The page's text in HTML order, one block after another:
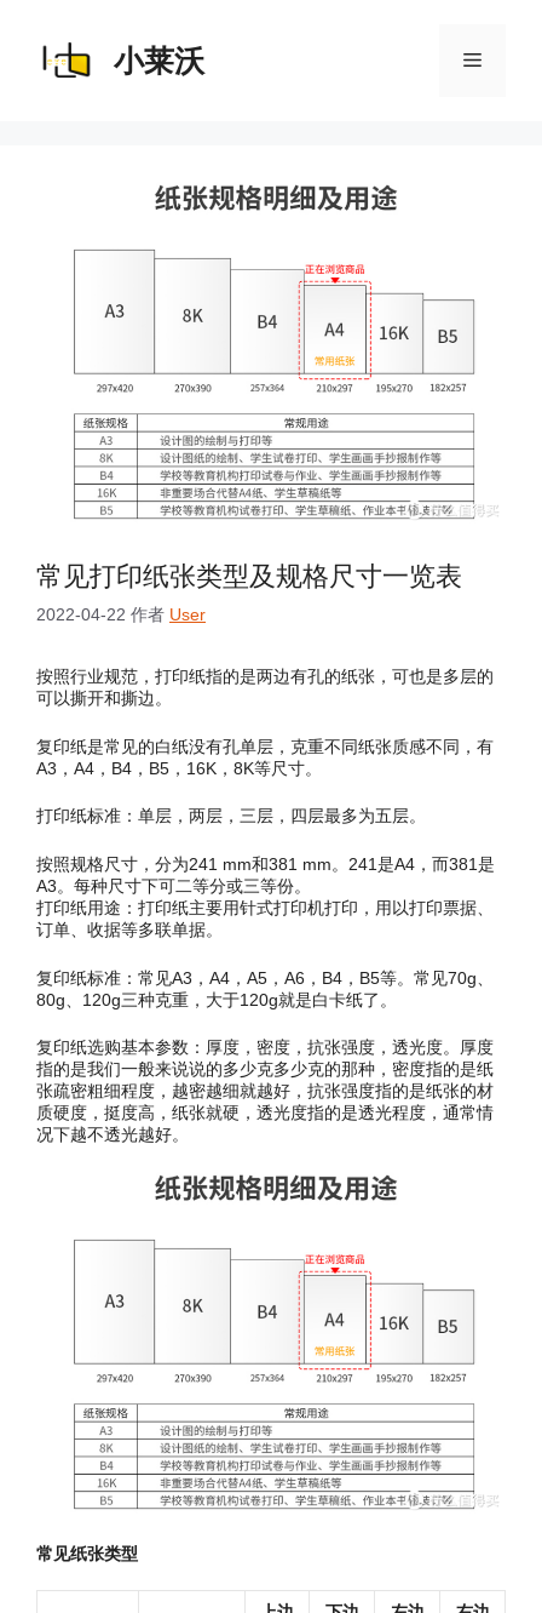
小莱沃 菜
常见打印纸张类型及规格尺寸一览表
2022-04-22 作者 User
按照行业规范，打印纸指的是两边有孔的纸张，可也是多层的
可以撕开和撕边。
复印纸是常见的白纸没有孔单层，克重不同纸张质感不同，有
A3，A4，B4，B5，16K，8K等尺寸。
打印纸标准：单层，两层，三层，四层最多为五层。
按照规格尺寸，分为241 mm和381 mm。241是A4，而381是
A3。每种尺寸下可二等分或三等份。
打印纸用途：打印纸主要用针式打印机打印，用以打印票据、
订单、收据等多联单据。
复印纸标准：常见A3，A4，A5，A6，B4，B5等。常见70g、
80g、120g三种克重，大于120g就是白卡纸了。
复印纸选购基本参数：厚度，密度，抗张强度，透光度。厚度
指的是我们一般来说说的多少克多少克的那种，密度指的是纸
张疏密粗细程度，越密越细就越好，抗张强度指的是纸张的材
质硬度，挺度高，纸张就硬，透光度指的是透光程度，通常情
况下越不透光越好。
常见纸张类型